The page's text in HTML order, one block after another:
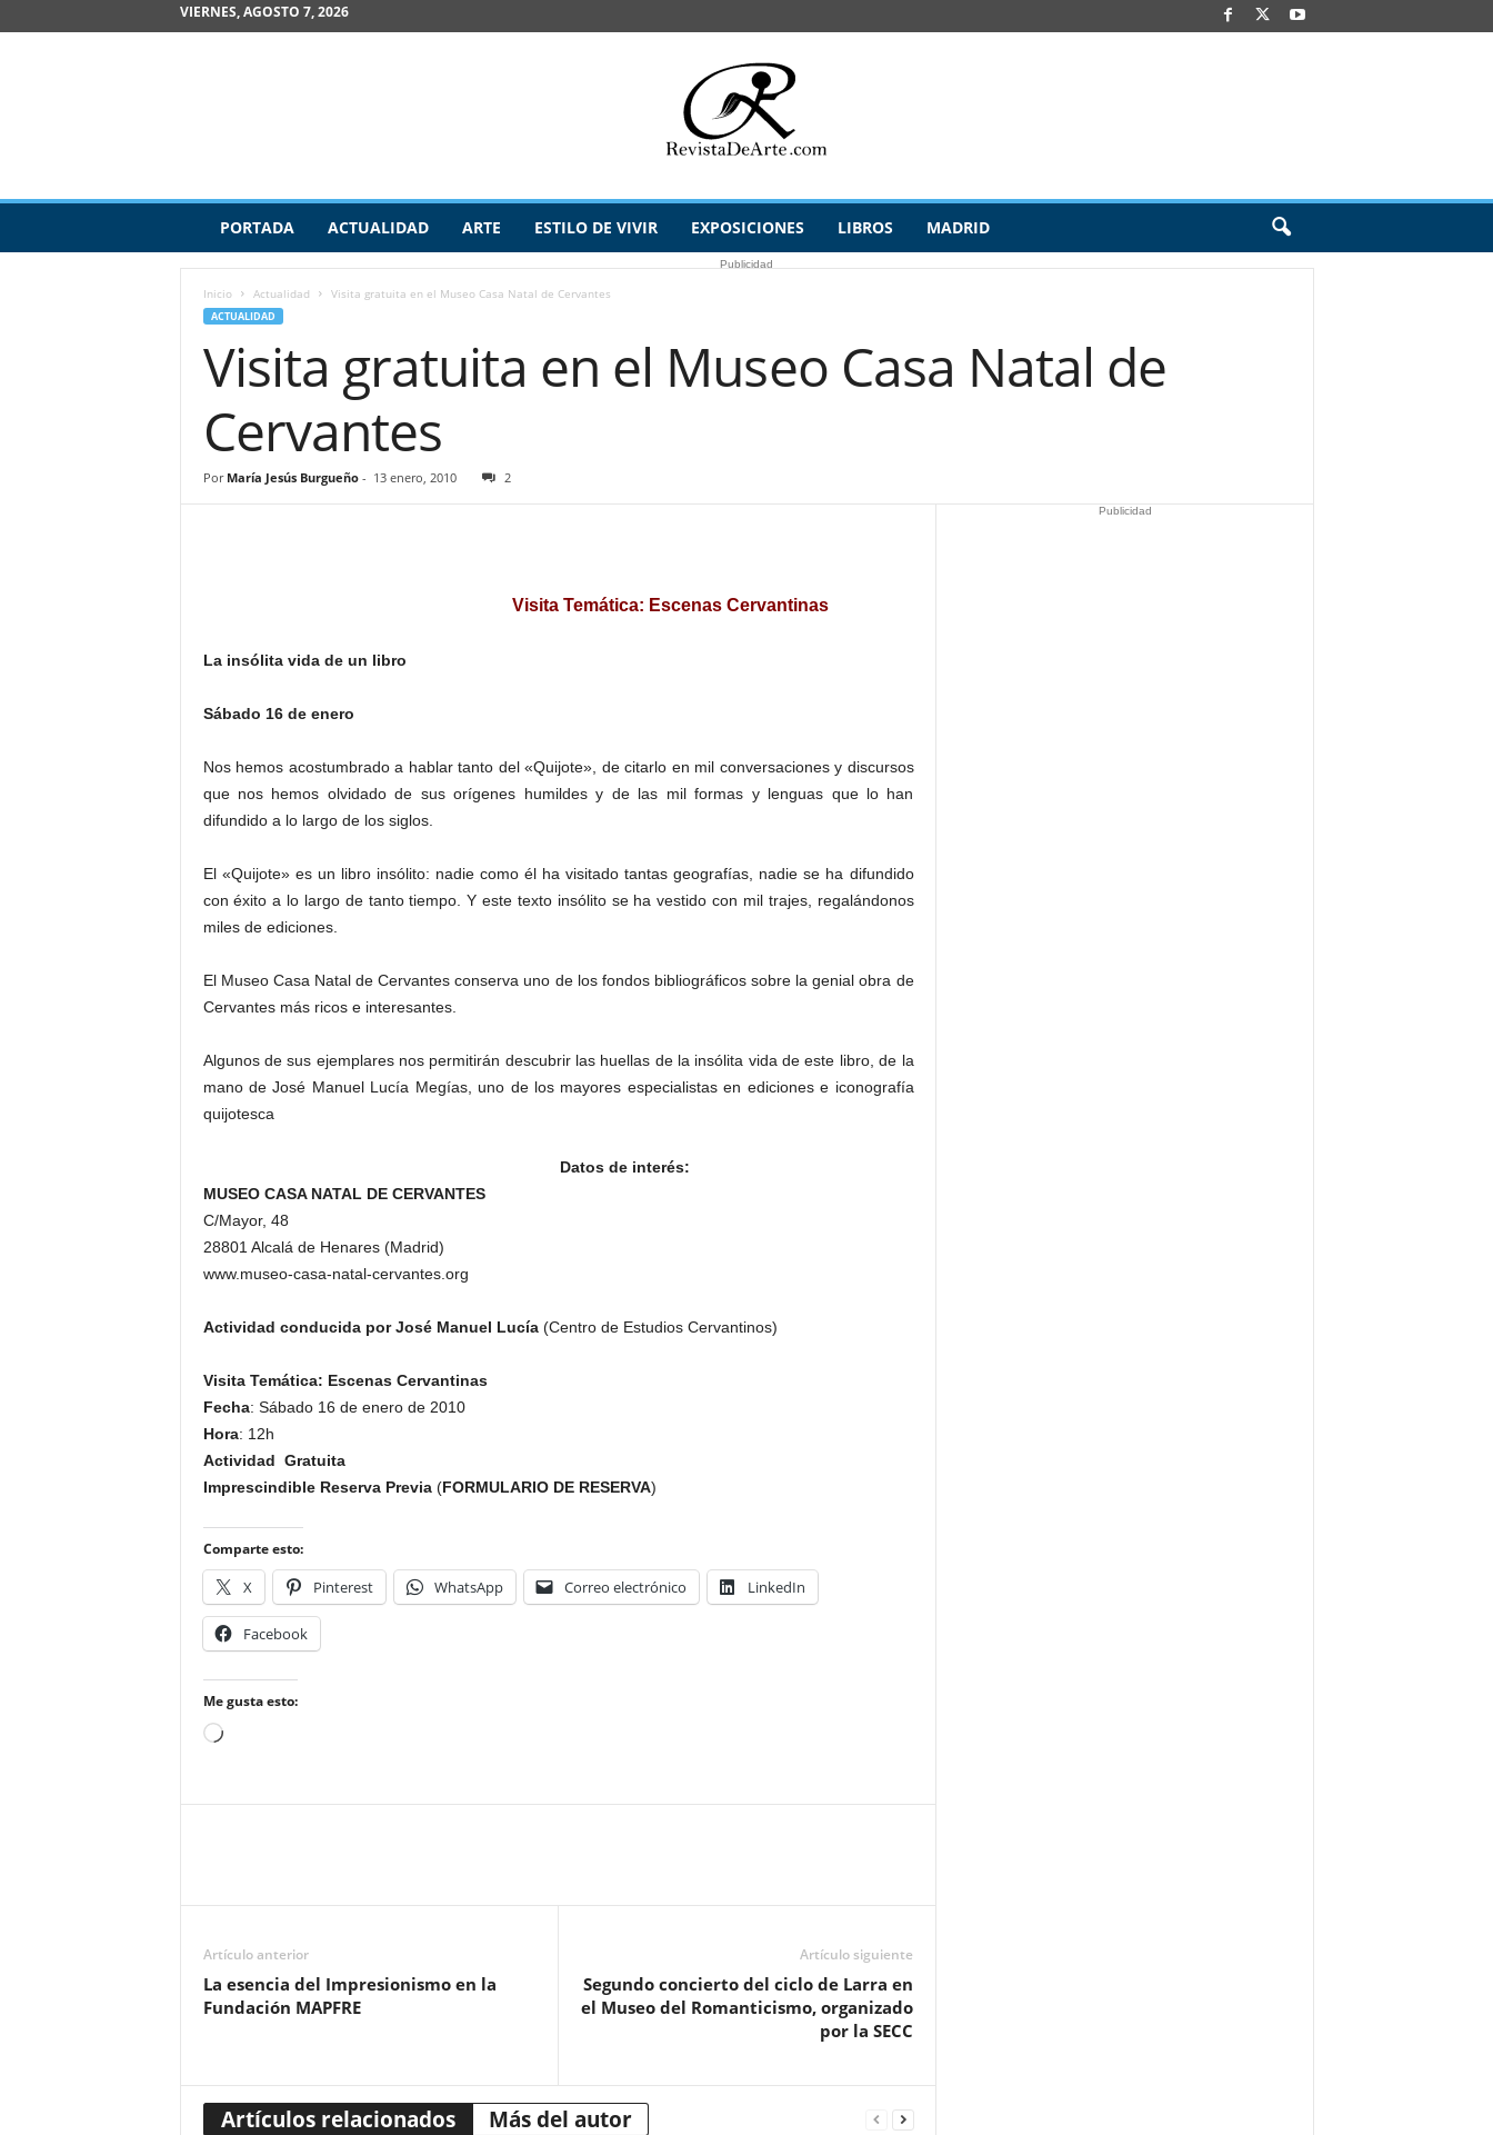
VIERNES, AGOSTO 7, 2026
v
PORTADA ACTUALIDAD ARTE ESTILO DE VIVIR EXPOSICIONES LIBROS MADRID
Publicidad
Inicio Actualidad Visita gratuita en el Museo Casa Natal de Cervantes
ACTUALIDAD
Visita gratuita en el Museo Casa Natal de
Cervantes
Por María Jesús Burgueño- 13 enero, 2010 2
Visita Temática: Escenas Cervantinas
La insólita vida de un libro
Sábado 16 de enero
Nos hemos acostumbrado a hablar tanto del «Quijote», de citarlo en mil conversaciones y discursos
que nos hemos olvidado de sus orígenes humildes y de las mil formas y lenguas que lo han
difundido a lo largo de los siglos.
El «Quijote» es un libro insólito: nadie como él ha visitado tantas geografías, nadie se ha difundido
con éxito a lo largo de tanto tiempo. Y este texto insólito se ha vestido con mil trajes, regalándonos
miles de ediciones.
El Museo Casa Natal de Cervantes conserva uno de los fondos bibliográficos sobre la genial obra de
Cervantes más ricos e interesantes.
Algunos de sus ejemplares nos permitirán descubrir las huellas de la insólita vida de este libro, de la
mano de José Manuel Lucía Megías, uno de los mayores especialistas en ediciones e iconografía
quijotesca
Datos de interés:
MUSEO CASA NATAL DE CERVANTES
C/Mayor, 48
28801 Alcalá de Henares (Madrid)
www.museo-casa-natal-cervantes.org
Actividad conducida por José Manuel Lucía(Centro de Estudios Cervantinos)
Visita Temática: Escenas Cervantinas
Fecha: Sábado 16 de enero de 2010
Hora: 12h
Actividad Gratuita
Imprescindible Reserva Previa(FORMULARIO DE RESERVA)
Comparte esto:
X Pinterest WhatsApp Correo electrónico LinkedIn
Facebook
Me gusta esto:
Cargando...
Artículo anterior
La esencia del Impresionismo en la
Fundación MAPFRE
Artículo siguiente
Segundo concierto del ciclo de Larra en
el Museo del Romanticismo, organizado
por la SECC
Artículos relacionados Más del autor
Publicidad